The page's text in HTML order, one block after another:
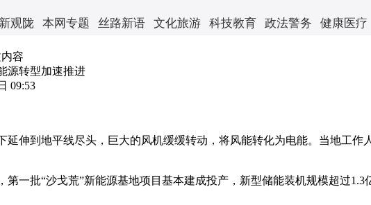
观陇 本网专题 丝路新语 文化旅游 科技教育 政法警务 健康医疗
容
源转型加速推进
09:53
到地平线尽头，巨大的风机缓缓转动，将风能转化为电能。当地工作
批“沙戈荒”新能源基地项目基本建成投产，新型储能装机规模超过1.3